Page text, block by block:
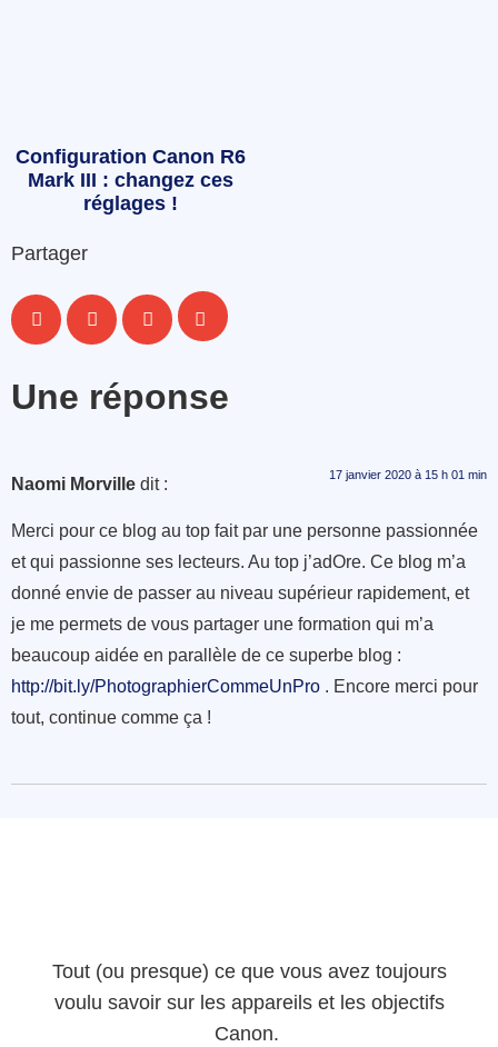
Configuration Canon R6
Mark III : changez ces
réglages !
Partager
Une réponse
Naomi Morville dit : 17 janvier 2020 à 15 h 01 min
Merci pour ce blog au top fait par une personne passionnée
et qui passionne ses lecteurs. Au top j’adOre. Ce blog m’a
donné envie de passer au niveau supérieur rapidement, et
je me permets de vous partager une formation qui m’a
beaucoup aidée en parallèle de ce superbe blog :
http://bit.ly/PhotographierCommeUnPro . Encore merci pour
tout, continue comme ça !
Tout (ou presque) ce que vous avez toujours
voulu savoir sur les appareils et les objectifs
Canon.